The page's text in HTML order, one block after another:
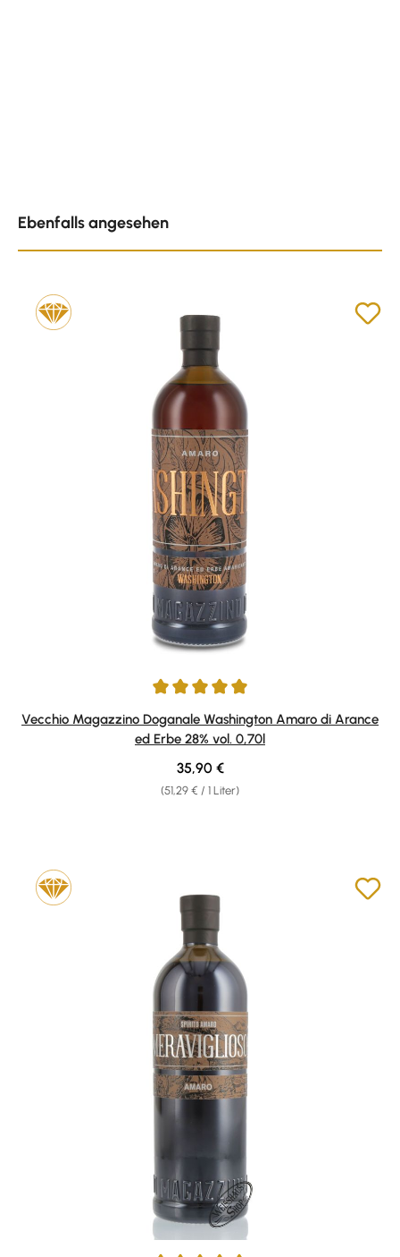
Ebenfalls angesehen
Durchschnittliche Bewertung von 5 von 5 Sternen
Vecchio Magazzino Doganale Washington Amaro di Arance
ed Erbe 28% vol. 0,70l
(51,29 € / 1 Liter)
Regulärer Preis:
35,90 €